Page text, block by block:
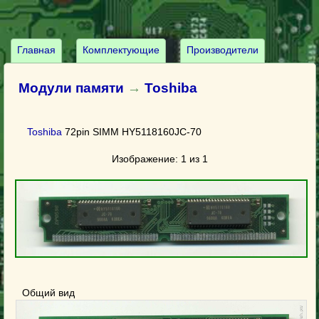
Главная Комплектующие Производители
Модули памяти → Toshiba
Toshiba 72pin SIMM HY5118160JC-70
Изображение: 1 из 1
Общий вид